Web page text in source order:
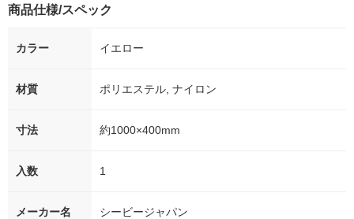
商品仕様/スペック
カラー イエロー
材質 ポリエステル, ナイロン
寸法 約1000×400mm
入数 1
メーカー名 シービージャパン